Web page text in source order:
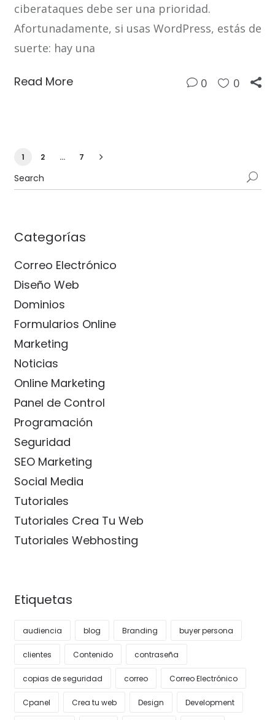
ciberataques debe ser una prioridad.
Afortunadamente, si usas WordPress, estás de
suerte: hay una
Read More 0 0
1 2 … 7
Categorías
Correo Electrónico
Diseño Web
Dominios
Formularios Online
Marketing
Noticias
Online Marketing
Panel de Control
Programación
Seguridad
SEO Marketing
Social Media
Tutoriales
Tutoriales Crea Tu Web
Tutoriales Webhosting
Etiquetas
audiencia blog Branding buyer persona
clientes Contenido contraseña
copias de seguridad correo Correo Electrónico
Cpanel Crea tu web Design Development